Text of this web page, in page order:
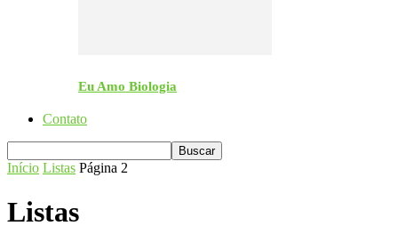
Eu Amo Biologia
Contato
Início Listas Página 2
Listas